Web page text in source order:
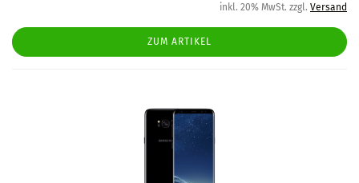
inkl. 20% MwSt. zzgl. Versand
ZUM ARTIKEL